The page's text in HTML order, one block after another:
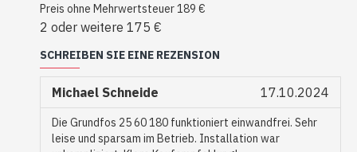
Preis ohne Mehrwertsteuer 189 €
2 oder weitere 175 €
SCHREIBEN SIE EINE REZENSION
Michael Schneide 17.10.2024
Die Grundfos 25 60 180 funktioniert einwandfrei. Sehr
leise und sparsam im Betrieb. Installation war